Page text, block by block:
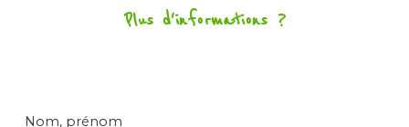
Plus d'informations ?
Nom, prénom